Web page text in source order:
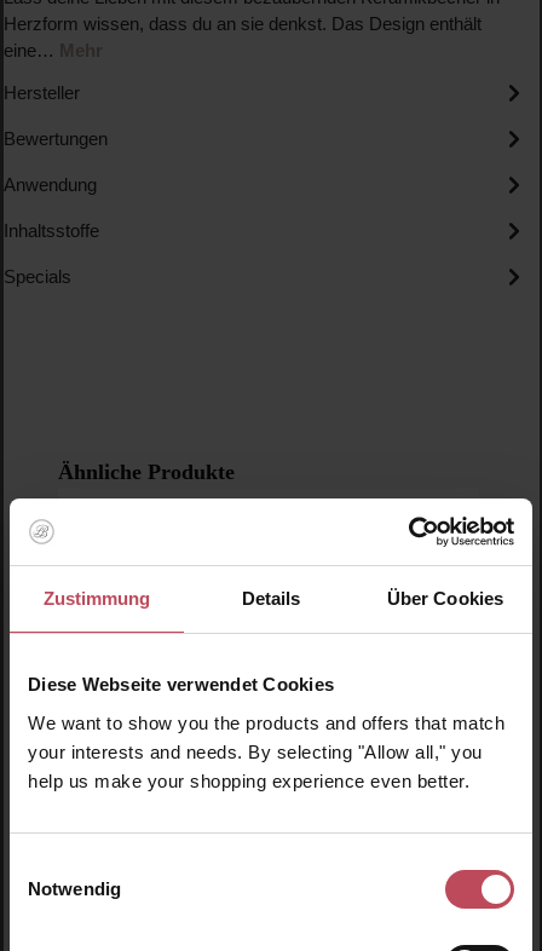
Zustimmung Details Über Cookies
Diese Webseite verwendet Cookies
We want to show you the products and offers that match
your interests and needs. By selecting "Allow all," you
help us make your shopping experience even better.
Notwendig
Herzform wissen, dass du an sie denkst. Das Design enthält
eine… Mehr
Hersteller
Bewertungen
Anwendung
Inhaltsstoffe
Specials
Produktgalerie überspringen
Ähnliche Produkte